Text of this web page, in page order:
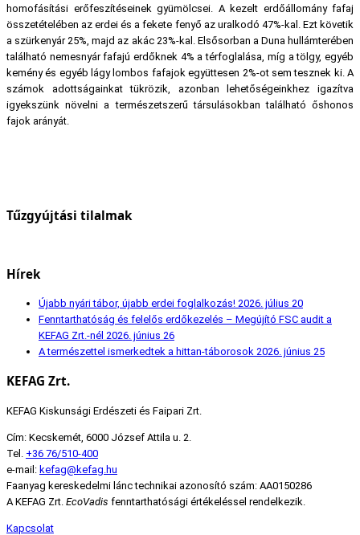
homofásítási erőfeszítéseinek gyümölcsei. A kezelt erdőállomány fafaj
összetételében az erdei és a fekete fenyő az uralkodó 47%-kal. Ezt követik
a szürkenyár 25%, majd az akác 23%-kal. Elsősorban a Duna hullámterében
található nemesnyár fafajú erdőknek 4% a térfoglalása, míg a tölgy, egyéb
kemény és egyéb lágy lombos fafajok együttesen 2%-ot sem tesznek ki. A
számok adottságainkat tükrözik, azonban lehetőségeinkhez igazítva
igyekszünk növelni a természetszerű társulásokban található őshonos
fajok arányát.
Tűzgyújtási tilalmak
Hírek
Újabb nyári tábor, újabb erdei foglalkozás! 2026. július 20
Fenntarthatóság és felelős erdőkezelés – Megújító FSC audit a
KEFAG Zrt.-nél 2026. június 26
A természettel ismerkedtek a hittan-táborosok 2026. június 25
KEFAG Zrt.
KEFAG Kiskunsági Erdészeti és Faipari Zrt.
Cím: Kecskemét, 6000 József Attila u. 2.
Tel. +36 76/510-400
e-mail: kefag@kefag.hu
Faanyag kereskedelmi lánc technikai azonosító szám: AA0150286
A KEFAG Zrt. EcoVadis fenntarthatósági értékeléssel rendelkezik.
Kapcsolat